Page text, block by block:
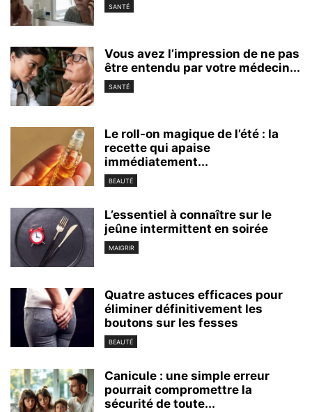
SANTÉ
Vous avez l’impression de ne pas
être entendu par votre médecin...
SANTÉ
Le roll-on magique de l’été : la
recette qui apaise
immédiatement...
BEAUTÉ
L’essentiel à connaître sur le
jeûne intermittent en soirée
MAIGRIR
Quatre astuces efficaces pour
éliminer définitivement les
boutons sur les fesses
BEAUTÉ
Canicule : une simple erreur
pourrait compromettre la
sécurité de toute...